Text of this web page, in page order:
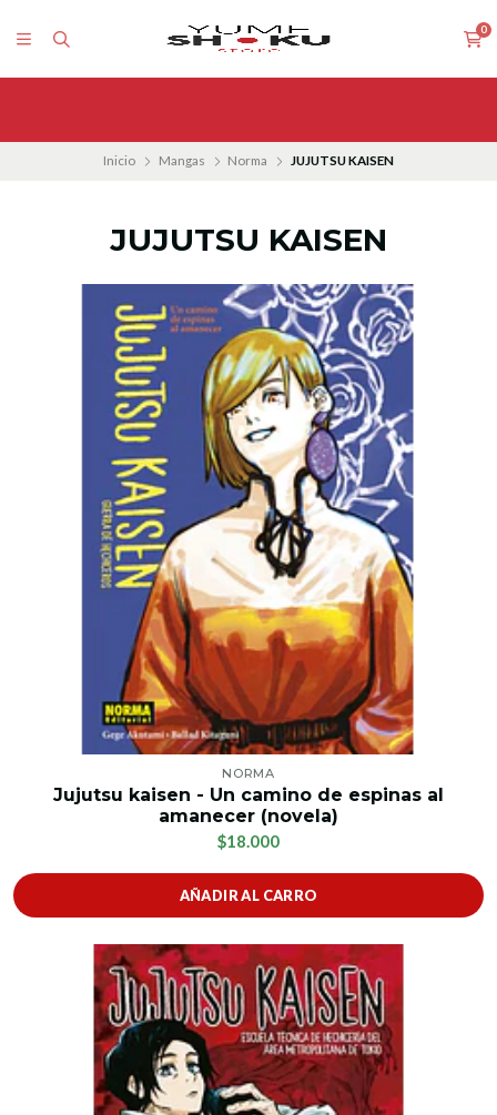
0
Inicio Mangas Norma JUJUTSU KAISEN
JUJUTSU KAISEN
NORMA
Jujutsu kaisen - Un camino de espinas al
amanecer (novela)
$18.000
AÑADIR AL CARRO